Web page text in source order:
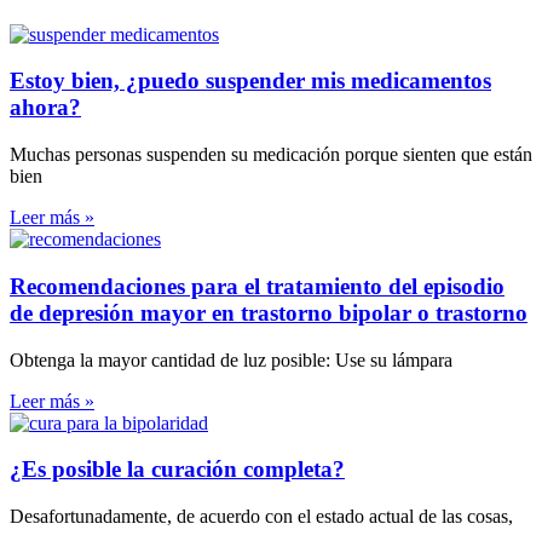
Estoy bien, ¿puedo suspender mis medicamentos
ahora?
Muchas personas suspenden su medicación porque sienten que están
bien
Leer más »
Recomendaciones para el tratamiento del episodio
de depresión mayor en trastorno bipolar o trastorno
Obtenga la mayor cantidad de luz posible: Use su lámpara
Leer más »
¿Es posible la curación completa?
Desafortunadamente, de acuerdo con el estado actual de las cosas,